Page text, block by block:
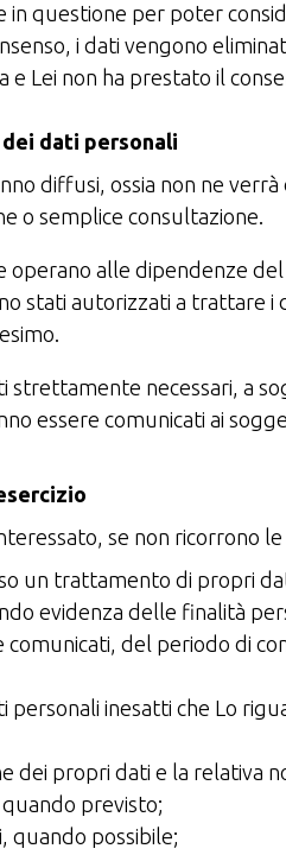
in questione per poter
i dati vengono
e Lei non ha prestato il
dati personali
diffusi, ossia non ne
o semplice consultazione.
operano alle dipendenze
stati autorizzati a trattare
strettamente necessari, a
essere comunicati ai
se non ricorrono
un trattamento di propri
evidenza delle finalità
del periodo di
inesatti che Lo
dei propri dati e la relativa
previsto;
quando possibile;